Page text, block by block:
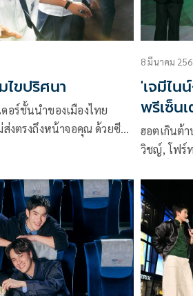
ไขปริศนา
อร์ชั้นนำของเมืองไทย
งตรงถึงหน้าจอคุณ ด้วยซีรีส์
ตัวจริง และร่วมกันไข
ได้!
8 มีนาคม
'เจมีไน
พรีเซ็น
ฮอตเกินต้
วิชญ์, โฟร์
ปรากฏกา
จะมาช่วย
รนด์แอมบ